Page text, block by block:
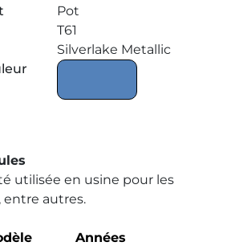
Pot
T61
Silverlake Metallic
utilisée en usine pour les
entre autres.
Années